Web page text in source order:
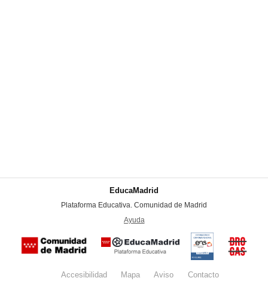
EducaMadrid
Plataforma Educativa. Comunidad de Madrid
Ayuda
Certificación
conformidad
con el
Nacional de
Seguridad
del
Accesibilidad Mapa Aviso legalContacto